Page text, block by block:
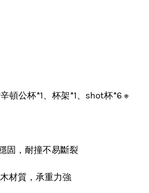
頓公杯*1、杯架*1、shot杯*6 ※
固，耐撞不易斷裂
材質，承重力強